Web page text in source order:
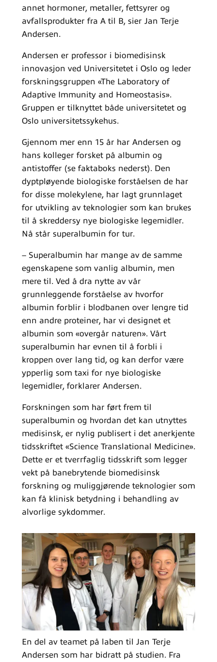
annet hormoner, metaller, fettsyrer og
avfallsprodukter fra A til B, sier Jan Terje
Andersen.
Andersen er professor i biomedisinsk
innovasjon ved Universitetet i Oslo og leder
forskningsgruppen «The Laboratory of
Adaptive Immunity and Homeostasis».
Gruppen er tilknyttet både universitetet og
Oslo universitetssykehus.
Gjennom mer enn 15 år har Andersen og
hans kolleger forsket på albumin og
antistoffer (se faktaboks nederst). Den
dyptpløyende biologiske forståelsen de har
for disse molekylene, har lagt grunnlaget
for utvikling av teknologier som kan brukes
til å skreddersy nye biologiske legemidler.
Nå står superalbumin for tur.
– Superalbumin har mange av de samme
egenskapene som vanlig albumin, men
mere til. Ved å dra nytte av vår
grunnleggende forståelse av hvorfor
albumin forblir i blodbanen over lengre tid
enn andre proteiner, har vi designet et
albumin som «overgår naturen». Vårt
superalbumin har evnen til å forbli i
kroppen over lang tid, og kan derfor være
ypperlig som taxi for nye biologiske
legemidler, forklarer Andersen.
Forskningen som har ført frem til
superalbumin og hvordan det kan utnyttes
medisinsk, er nylig publisert i det anerkjente
tidsskriftet «Science Translational Medicine».
Dette er et tverrfaglig tidsskrift som legger
vekt på banebrytende biomedisinsk
forskning og muliggjørende teknologier som
kan få klinisk betydning i behandling av
alvorlige sykdommer.
En del av teamet på laben til Jan Terje
Andersen som har bidratt på studien. Fra